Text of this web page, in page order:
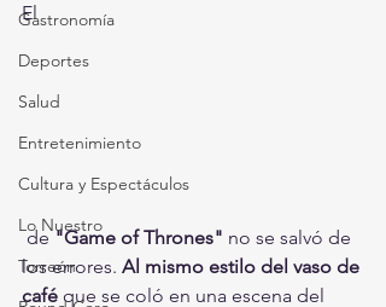
Gastronomía
Deportes
Salud
Entretenimiento
Cultura y Espectáculos
Lo Nuestro
Torreón
El
de "Game of Thrones" no se salvó de
los errores. Al mismo estilo del vaso de
café que se coló en una escena del